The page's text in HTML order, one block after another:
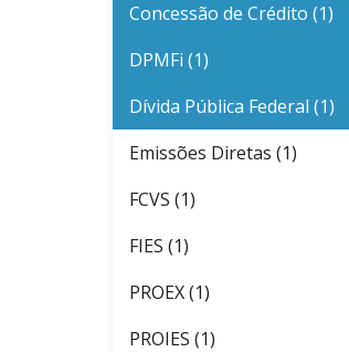
Concessão de Crédito (1)
DPMFi (1)
Dívida Pública Federal (1)
Emissões Diretas (1)
FCVS (1)
FIES (1)
PROEX (1)
PROIES (1)